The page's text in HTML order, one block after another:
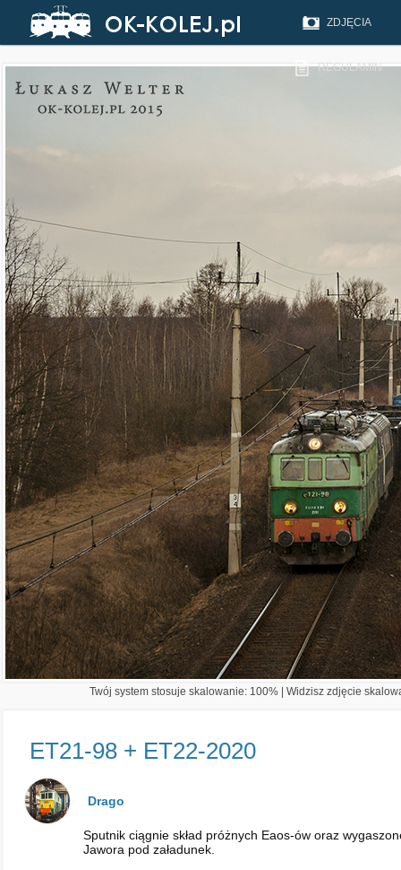
ZDJĘCIA
REGULAMIN
Twój system stosuje skalowanie: 100% | Widzisz zdjęcie
ET21-98 + ET22-2020
Drago
Sputnik ciągnie skład próżnych Eaos-ów oraz
Jawora pod załadunek.